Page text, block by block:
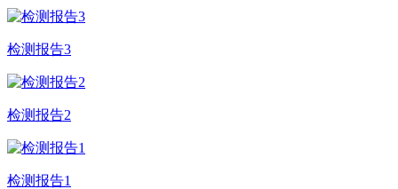
检测报告3
检测报告2
检测报告1